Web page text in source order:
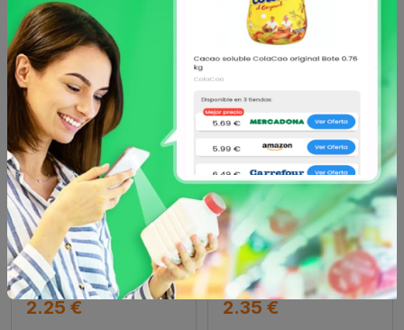
CARREFOUR BIO
Manzanilla en bolsitas
ecológica Carrefour Bio
20 ud.
desde
2.25 €
CARREFOUR BIO
Infusión digestive en
bolsitas ecológica
Carrefour Bio 20 ud
desde
2.35 €